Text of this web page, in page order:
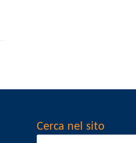
Cerca nel sito